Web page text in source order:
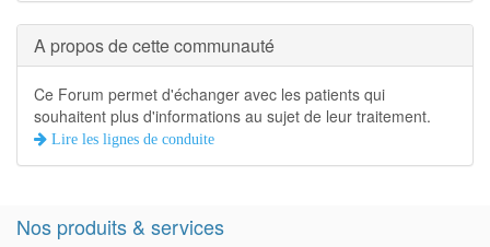
A propos de cette communauté
Ce Forum permet d'échanger avec les patients qui
souhaitent plus d'informations au sujet de leur traitement.
Lire les lignes de conduite
Nos produits & services